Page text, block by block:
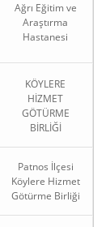
Ağrı Eğitim ve
Araştırma
Hastanesi
KÖYLERE
HİZMET
GÖTÜRME
BİRLİĞİ
Patnos İlçesi
Köylere Hizmet
Götürme Birliği